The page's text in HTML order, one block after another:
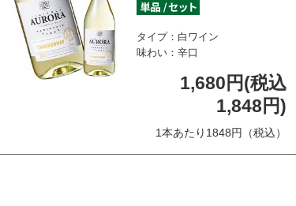
タイプ：白ワイン
味わい：辛口
1,680円(税込
1,848円)
1本あたり1848円（税込）